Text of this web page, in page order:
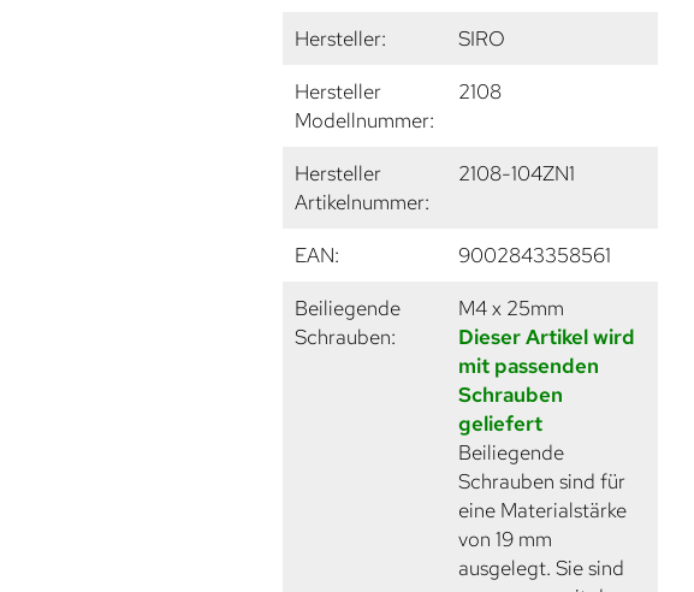
Hersteller:
SIRO
Hersteller
Modellnummer:
2108
Hersteller
Artikelnummer:
2108-104ZN1
EAN:
9002843358561
Beiliegende
Schrauben:
M4 x 25mm
Dieser Artikel wird
mit passenden
Schrauben
geliefert
Beiliegende
Schrauben sind für
eine Materialstärke
von 19 mm
ausgelegt. Sie sind